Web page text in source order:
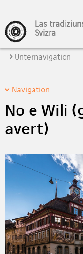
Las
Svizra
Hauptnavigation
Unternavigation
Navigation
No e Wili
avert)